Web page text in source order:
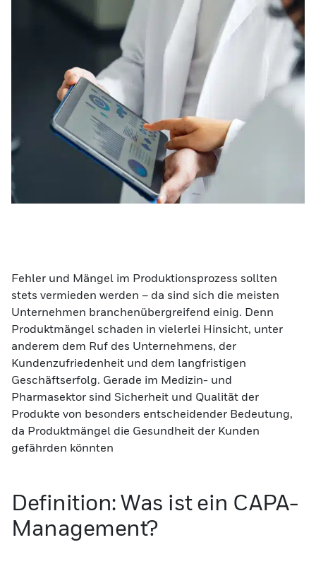
Fehler und Mängel im Produktionsprozess sollten
stets vermieden werden – da sind sich die meisten
Unternehmen branchenübergreifend einig. Denn
Produktmängel schaden in vielerlei Hinsicht, unter
anderem dem Ruf des Unternehmens, der
Kundenzufriedenheit und dem langfristigen
Geschäftserfolg. Gerade im Medizin- und
Pharmasektor sind Sicherheit und Qualität der
Produkte von besonders entscheidender Bedeutung,
da Produktmängel die Gesundheit der Kunden
gefährden könnten
Definition: Was ist ein CAPA-
Management?